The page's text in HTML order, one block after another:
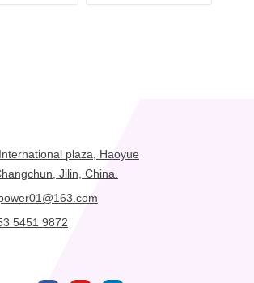
plaza, Haoyue
Jilin, China.
5451 9872